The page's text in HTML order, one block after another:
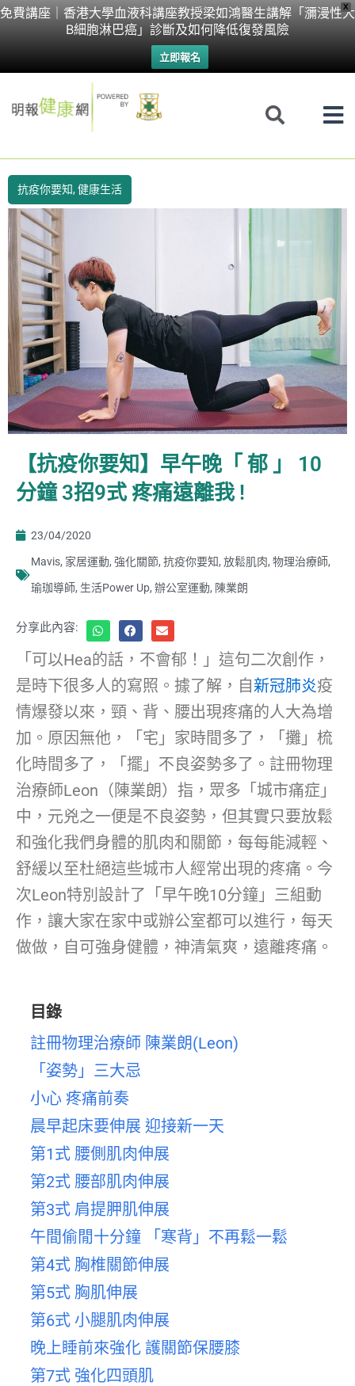
X
免費講座｜香港大學血液科講座教授梁如鴻醫生講解「瀰漫性大
B細胞淋巴癌」診斷及如何降低復發風險
立即報名
Skip
抗疫你要知,健康生活
【抗疫你要知】早午晚「 郁 」 10
分鐘 3招9式 疼痛遠離我 !
23/04/2020
Mavis, 家居運動, 強化關節, 抗疫你要知, 放鬆肌肉, 物理治療師,
瑜珈導師, 生活Power Up, 辦公室運動, 陳業朗
分享此內容:
「可以Hea的話，不會郁！」這句二次創作，
是時下很多人的寫照。據了解，自新冠肺炎疫
情爆發以來，頸、背、腰出現疼痛的人大為增
加。原因無他，「宅」家時間多了，「攤」梳
化時間多了，「擺」不良姿勢多了。註冊物理
治療師Leon（陳業朗）指，眾多「城市痛症」
中，元兇之一便是不良姿勢，但其實只要放鬆
和強化我們身體的肌肉和關節，每每能減輕、
舒緩以至杜絕這些城市人經常出現的疼痛。今
次Leon特別設計了「早午晚10分鐘」三組動
作，讓大家在家中或辦公室都可以進行，每天
做做，自可強身健體，神清氣爽，遠離疼痛。
目錄
註冊物理治療師 陳業朗(Leon)
「姿勢」三大忌
小心 疼痛前奏
晨早起床要伸展 迎接新一天
第1式 腰側肌肉伸展
第2式 腰部肌肉伸展
第3式 肩提胛肌伸展
午間偷閒十分鐘 「寒背」不再鬆一鬆
第4式 胸椎關節伸展
第5式 胸肌伸展
第6式 小腿肌肉伸展
晚上睡前來強化 護關節保腰膝
第7式 強化四頭肌